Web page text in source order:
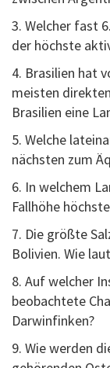
3. Welcher fast
der höchste
4. Brasilien hat
meisten
Brasilien eine
5. Welche
nächsten zum
6. In welchem
Fallhöhe
7. Die größte
Bolivien. Wie
8. Auf welcher
beobachtete
Darwinfinken?
9. Wie werden